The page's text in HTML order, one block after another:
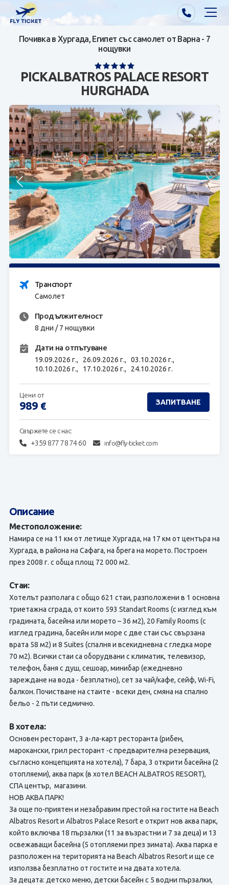
Почивки от Варна
Почивки от София/Пловдив/Бургас
Самолетни билети
Визи
Контакти
За нас
ЗАПИТВАНЕ
Почивка в Хургада, Египет със самолет от Варна - 7
нощувки
PICKALBATROS PALACE RESORT
HURGHADA
Транспорт
Самолет
Продължителност
8 дни / 7 нощувки
Дати на отпътуване
19.09.2026 г., 26.09.2026 г., 03.10.2026 г.,
10.10.2026 г., 17.10.2026 г., 24.10.2026 г.
Свържете се с нас:
+359 877 78 74 60 info@fly-ticket.com
Цени от
989 € ЗАПИТВАНЕ
Описание
Местоположение:
Намира се на 11 км от летище Хургада, на 17 км от центъра на
Хургада, в района на Сафага, на брега на морето. Построен
през 2008 г. с обща площ 72 000 м2.
Стаи:
Хотелът разполага с общо 621 стаи, разположени в 1 основна
триетажна сграда, от които 593 Standart Rooms (с изглед към
градината, басейна или морето – 36 м2), 20 Family Rooms (с
изглед градина, басейн или море с две стаи със свързана
врата 58 м2) и 8 Suites (спалня и всекидневна с гледка море
70 м2). Всички стаи са оборудвани с климатик, телевизор,
телефон, баня с душ, сешоар, минибар (ежедневно
зареждане на вода - безплатно), сет за чай/кафе, сейф, Wi-Fi,
балкон. Почистване на стаите - всеки ден, смяна на спално
бельо - 2 пъти седмично.
В хотела:
Основен ресторант, 3 а-ла-карт ресторанта (рибен,
марокански, грил ресторант -с предварителна резервация,
съгласно концепцията на хотела), 7 бара, 3 открити басейна (2
отопляеми), аква парк (в хотел BEACH ALBATROS RESORT),
СПА център, магазини.
НОВ АКВА ПАРК!
За още по-приятен и незабравим престой на гостите на Beach
Albatros Resort и Albatros Palace Resort е открит нов аква парк,
който включва 18 пързалки (11 за възрастни и 7 за деца) и 13
освежаващи басейна (5 отопляеми през зимата). Аква парка е
разположен на територията на Beach Albatros Resort и ще се
използва безплатно от гостите и на двата хотела.
За децата: детско меню, детски басейн с 5 водни пързалки,